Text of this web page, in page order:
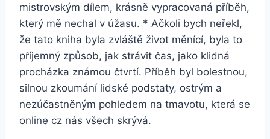
mistrovským dílem, krásně vypracovaná příběh,
který mě nechal v úžasu. * Ačkoli bych neřekl,
že tato kniha byla zvláště život měnící, byla to
příjemný způsob, jak strávit čas, jako klidná
procházka známou čtvrtí. Příběh byl bolestnou,
silnou zkoumání lidské podstaty, ostrým a
nezúčastněným pohledem na tmavotu, která se
online cz nás všech skrývá.